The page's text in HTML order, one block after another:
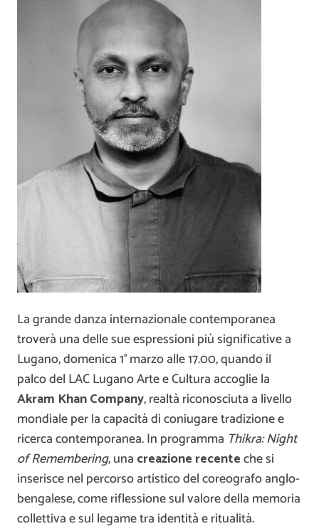
La grande danza internazionale contemporanea
troverà una delle sue espressioni più significative a
Lugano, domenica 1° marzo alle 17.00, quando il
palco del LAC Lugano Arte e Cultura accoglie la
Akram Khan Company, realtà riconosciuta a livello
mondiale per la capacità di coniugare tradizione e
ricerca contemporanea. In programma Thikra: Night
of Remembering, una creazione recenteche si
inserisce nel percorso artistico del coreografo anglo-
bengalese, come riflessione sul valore della memoria
collettiva e sul legame tra identità e ritualità.